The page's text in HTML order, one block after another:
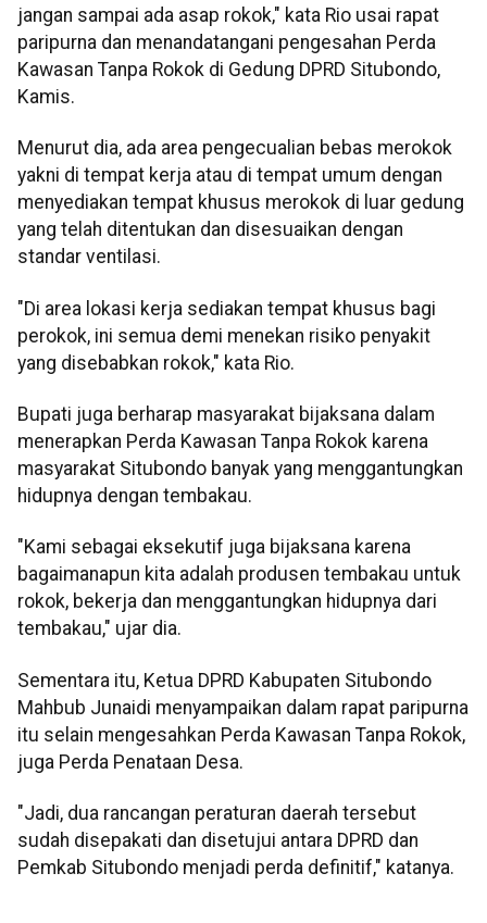
jangan sampai ada asap rokok," kata Rio usai rapat
paripurna dan menandatangani pengesahan Perda
Kawasan Tanpa Rokok di Gedung DPRD Situbondo,
Kamis.
Menurut dia, ada area pengecualian bebas merokok
yakni di tempat kerja atau di tempat umum dengan
menyediakan tempat khusus merokok di luar gedung
yang telah ditentukan dan disesuaikan dengan
standar ventilasi.
"Di area lokasi kerja sediakan tempat khusus bagi
perokok, ini semua demi menekan risiko penyakit
yang disebabkan rokok," kata Rio.
Bupati juga berharap masyarakat bijaksana dalam
menerapkan Perda Kawasan Tanpa Rokok karena
masyarakat Situbondo banyak yang menggantungkan
hidupnya dengan tembakau.
"Kami sebagai eksekutif juga bijaksana karena
bagaimanapun kita adalah produsen tembakau untuk
rokok, bekerja dan menggantungkan hidupnya dari
tembakau," ujar dia.
Sementara itu, Ketua DPRD Kabupaten Situbondo
Mahbub Junaidi menyampaikan dalam rapat paripurna
itu selain mengesahkan Perda Kawasan Tanpa Rokok,
juga Perda Penataan Desa.
"Jadi, dua rancangan peraturan daerah tersebut
sudah disepakati dan disetujui antara DPRD dan
Pemkab Situbondo menjadi perda definitif," katanya.